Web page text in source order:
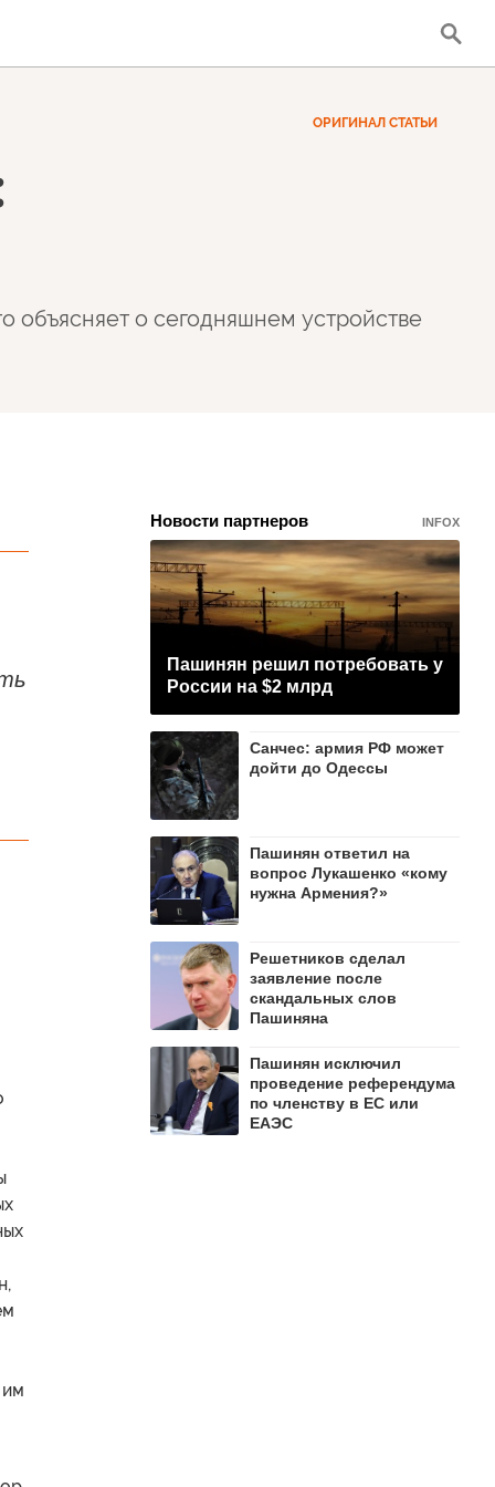
ОРИГИНАЛ СТАТЬИ
о сегодняшнем устройстве
Новости партнеров INFOX
Пашинян рeшил потребовать у
России на $2 млрд
Санчес: армия РФ может
дойти до Одессы
Пашинян ответил на
вопрос Лукашенко «кому
нужна Армения?»
Решетников cделал
заявление после
скандальных слов
Пашиняна
Пашинян исключил
проведение референдума
по членству в ЕС или
ЕАЭС